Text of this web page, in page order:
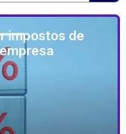
impostos de